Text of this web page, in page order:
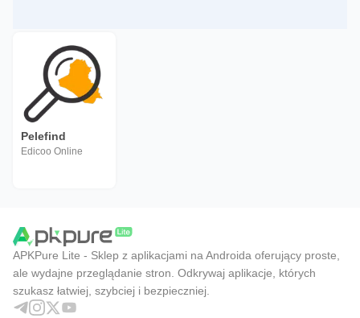
Pelefind
Edicoo Online
APKPure Lite - Sklep z aplikacjami na Androida oferujący proste,
ale wydajne przeglądanie stron. Odkrywaj aplikacje, których
szukasz łatwiej, szybciej i bezpieczniej.